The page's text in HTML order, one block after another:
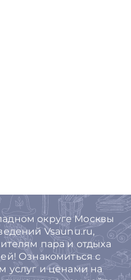
округе Москвы
Vsaunu.ru,
пара и отдыха
Ознакомиться с
услуг и ценами на